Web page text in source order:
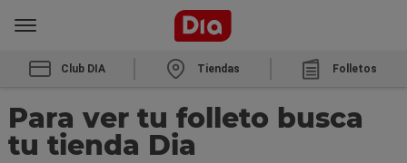
Club DIA Tiendas Folletos
Para ver tu folleto busca
tu tienda Dia